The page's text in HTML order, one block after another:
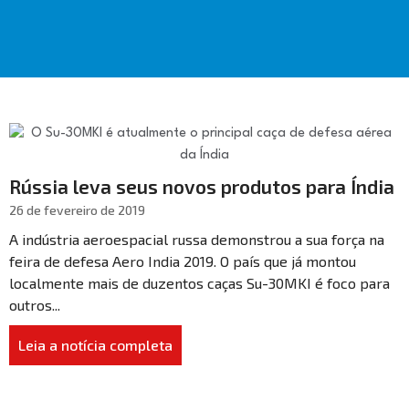
Rússia leva seus novos produtos para Índia
26 de fevereiro de 2019
A indústria aeroespacial russa demonstrou a sua força na
feira de defesa Aero India 2019. O país que já montou
localmente mais de duzentos caças Su-30MKI é foco para
outros...
Leia a notícia completa